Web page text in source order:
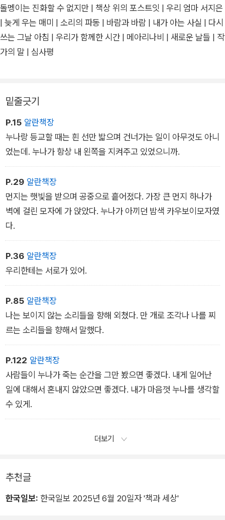
돌멩이는 진화할 수 없지만 | 책상 위의 포스트잇 | 우리 엄마 서지은
| 늦게 우는 매미 | 소리의 파동 | 바람과 바람 | 내가 아는 사실 | 다시
쓰는 그날 아침 | 우리가 함께한 시간 | 메아리나비 | 새로운 날들 | 작
가의 말 | 심사평
밑줄긋기
P.15 알란책장
누나랑 등교할 때는 흰 선만 밟으며 건너가는 일이 아무것도 아니
었는데. 누나가 항상 내 왼쪽을 지켜주고 있었으니까.
P.29 알란책장
먼지는 햇빛을 받으며 공중으로 흩어졌다. 가장 큰 먼지 하나가
벽에 걸린 모자에 가 앉았다. 누나가 아끼던 밤색 카우보이모자였
다.
P.36 알란책장
우리한테는 서로가 있어.
P.85 알란책장
나는 보이지 않는 소리들을 향해 외쳤다. 만 개로 조각나 나를 찌
르는 소리들을 향해서 말했다.
P.122 알란책장
사람들이 누나가 죽는 순간을 그만 봤으면 좋겠다. 내게 일어난
일에 대해서 혼내지 않았으면 좋겠다. 내가 마음껏 누나를 생각할
수 있게.
더보기
추천글
한국일보: 한국일보 2025년 6월 20일자 '책과 세상'